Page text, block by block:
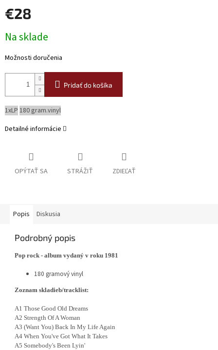
€28
cena:
Na sklade
Možnosti doručenia
Pridať do košíka
1xLP 180 gram.vinyl
Detailné informácie
OPÝTAŤ SA STRÁŽIŤ ZDIEĽAŤ
Popis Diskusia
Podrobný popis
Pop rock - album vydaný v roku 1981
180 gramový vinyl
Zoznam skladieb/tracklist:
A1 Those Good Old Dreams
A2 Strength Of A Woman
A3 (Want You) Back In My Life Again
A4 When You've Got What It Takes
A5 Somebody's Been Lyin'